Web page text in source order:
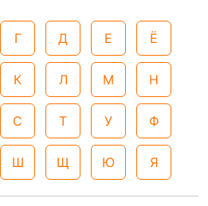
Г Д Е Ё
К Л М Н
С Т У Ф
Ш Щ Ю Я